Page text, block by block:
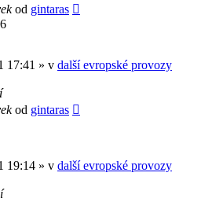
od gintaras
17:41 » v další evropské provozy
od gintaras
19:14 » v další evropské provozy